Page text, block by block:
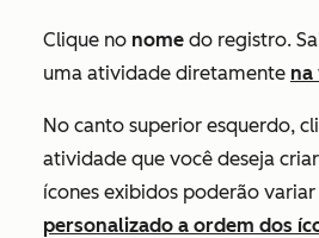
Clique no nome do registro.
uma atividade diretamente na
No canto superior esquerdo,
atividade que você deseja
ícones exibidos poderão
personalizado a ordem dos